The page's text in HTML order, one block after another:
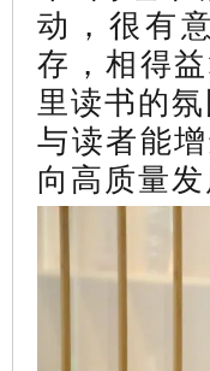
动，很有
存，相得
里读书的
与读者能
向高质量